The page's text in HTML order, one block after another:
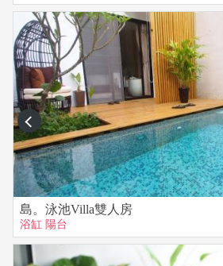
離入住日期14天前取消訂房 退還訂金
離入住日期10-13天前取消訂房 退還訂金
離入住日期7-9天前取消訂房 退還訂金
離入住日期4-6天前取消訂房 退還訂金
離入住日期3天內取消訂房 退還訂金30%
離入住日期2天內無法改期, 取消訂房 退
入住前一天無法改期, 取消訂房 退還訂
入住當天取消訂房 退還訂金0%
【 其他事項】
全館室內一律禁菸 。
寵物 ： 不得攜帶寵物
刷卡 ： 現場有刷卡機(限MASTER VISA)
prev
島。泳池Villa雙人房
浴缸 陽台